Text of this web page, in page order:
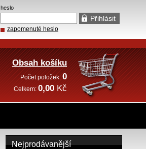
Nejprodávanější
heslo
zapomenuté heslo
Obsah košíku
Počet položek:0
Celkem: 0,00 Kč